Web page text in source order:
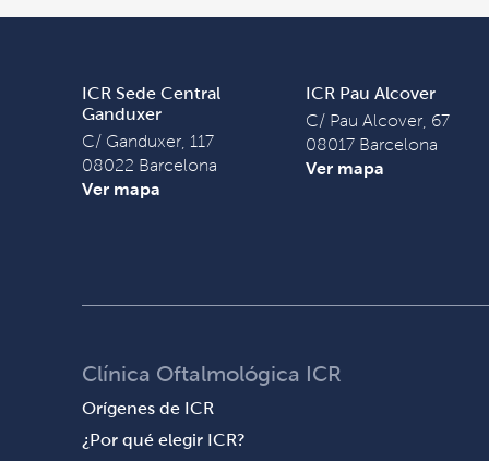
ICR Sede Central
Ganduxer
C/ Ganduxer, 117
08022 Barcelona
Ver mapa
ICR Pau Alcover
C/ Pau Alcover, 67
08017 Barcelona
Ver mapa
Clínica Oftalmológica ICR
Orígenes de ICR
¿Por qué elegir ICR?